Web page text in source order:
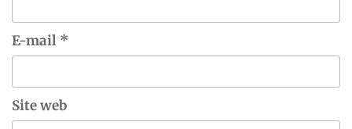
E-mail *
Site web